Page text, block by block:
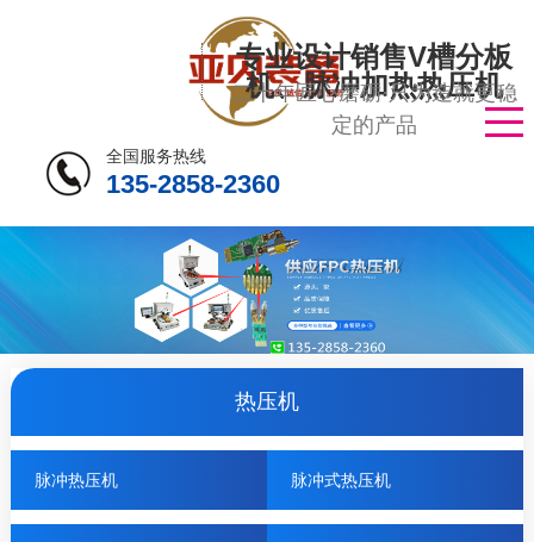
专业设计销售V槽分板
机、脉冲加热热压机
二十年匠心磨砺·只为造就更稳
定的产品
全国服务热线
135-2858-2360
热压机
脉冲热压机 脉冲式热压机